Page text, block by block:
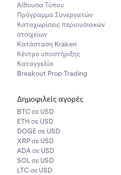
Αίθουσα Τύπου
Πρόγραμμα Συνεργατών
Καταχωρίσεις περιουσιακών
στοιχείων
Κατάσταση Kraken
Κέντρο υποστήριξης
Καταγγελία
Breakout Prop Trading
Δημοφιλείς αγορές
BTC σε USD
ETH σε USD
DOGE σε USD
XRP σε USD
ADA σε USD
SOL σε USD
LTC σε USD